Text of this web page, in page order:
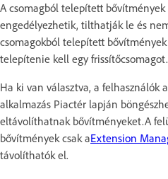
A csomagból telepített
engedélyezhetik, tilthatják le és
csomagokból telepített
telepítenie kell egy frissítőcsomagot.
Ha ki van választva, a felhasználók
alkalmazás Piactér lapján
eltávolíthatnak bővítményeket.A
bővítmények csak aExtension
távolíthatók el.